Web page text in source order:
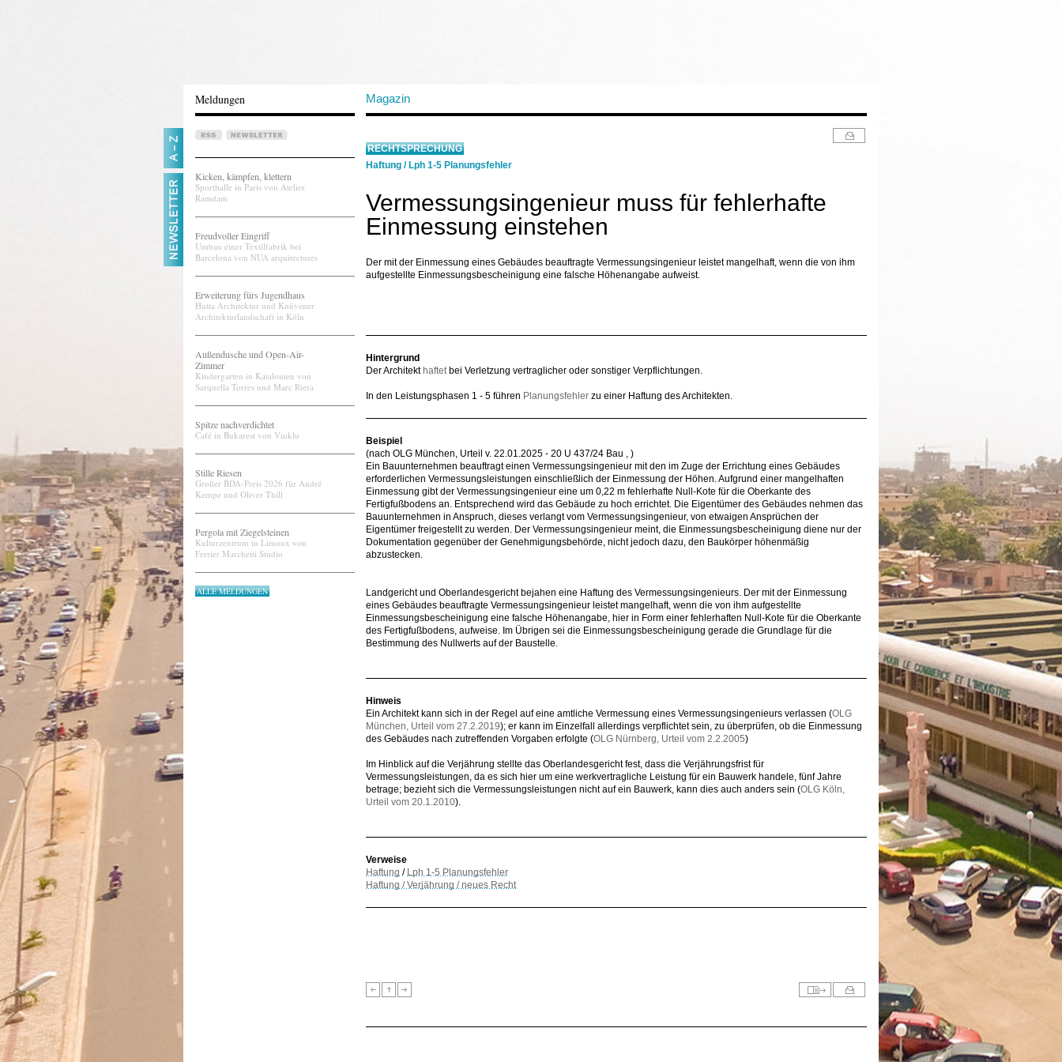
Meldungen Magazin
Kicken, kämpfen, klettern
Sporthalle in Paris von Atelier
Ramdam
Freudvoller Eingriff
Umbau einer Textilfabrik bei
Barcelona von NUA arquitectures
Erweiterung fürs Jugendhaus
Hutta Architektur und Knüvener
Architekturlandschaft in Köln
Außendusche und Open-Air-
Zimmer
Kindergarten in Katalonien von
Sarquella Torres und Marc Riera
Spitze nachverdichtet
Café in Bukarest von Vinklu
Stille Riesen
Großer BDA-Preis 2026 für André
Kempe und Oliver Thill
Pergola mit Ziegelsteinen
Kulturzentrum in Limoux von
Ferrier Marchetti Studio
ALLE MELDUNGEN
RECHTSPRECHUNG
Haftung / Lph 1-5 Planungsfehler
Vermessungsingenieur muss für fehlerhafte
Einmessung einstehen
Der mit der Einmessung eines Gebäudes beauftragte Vermessungsingenieur leistet mangelhaft, wenn die von ihm
aufgestellte Einmessungsbescheinigung eine falsche Höhenangabe aufweist.
Hintergrund
Der Architekt haftetbei Verletzung vertraglicher oder sonstiger Verpflichtungen.
In den Leistungsphasen 1 - 5 führen Planungsfehler zu einer Haftung des Architekten.
Beispiel
(nach OLG München, Urteil v. 22.01.2025 - 20 U 437/24 Bau , )
Ein Bauunternehmen beauftragt einen Vermessungsingenieur mit den im Zuge der Errichtung eines Gebäudes
erforderlichen Vermessungsleistungen einschließlich der Einmessung der Höhen. Aufgrund einer mangelhaften
Einmessung gibt der Vermessungsingenieur eine um 0,22 m fehlerhafte Null-Kote für die Oberkante des
Fertigfußbodens an. Entsprechend wird das Gebäude zu hoch errichtet. Die Eigentümer des Gebäudes nehmen das
Bauunternehmen in Anspruch, dieses verlangt vom Vermessungsingenieur, von etwaigen Ansprüchen der
Eigentümer freigestellt zu werden. Der Vermessungsingenieur meint, die Einmessungsbescheinigung diene nur der
Dokumentation gegenüber der Genehmigungsbehörde, nicht jedoch dazu, den Baukörper höhenmäßig
abzustecken.
Landgericht und Oberlandesgericht bejahen eine Haftung des Vermessungsingenieurs. Der mit der Einmessung
eines Gebäudes beauftragte Vermessungsingenieur leistet mangelhaft, wenn die von ihm aufgestellte
Einmessungsbescheinigung eine falsche Höhenangabe, hier in Form einer fehlerhaften Null-Kote für die Oberkante
des Fertigfußbodens, aufweise. Im Übrigen sei die Einmessungsbescheinigung gerade die Grundlage für die
Bestimmung des Nullwerts auf der Baustelle.
Hinweis
Ein Architekt kann sich in der Regel auf eine amtliche Vermessung eines Vermessungsingenieurs verlassen (OLG
München, Urteil vom 27.2.2019); er kann im Einzelfall allerdings verpflichtet sein, zu überprüfen, ob die Einmessung
des Gebäudes nach zutreffenden Vorgaben erfolgte (OLG Nürnberg, Urteil vom 2.2.2005)
Im Hinblick auf die Verjährung stellte das Oberlandesgericht fest, dass die Verjährungsfrist für
Vermessungsleistungen, da es sich hier um eine werkvertragliche Leistung für ein Bauwerk handele, fünf Jahre
betrage; bezieht sich die Vermessungsleistungen nicht auf ein Bauwerk, kann dies auch anders sein (OLG Köln,
Urteil vom 20.1.2010).
Verweise
Haftung / Lph 1-5 Planungsfehler
Haftung / Verjährung / neues Recht